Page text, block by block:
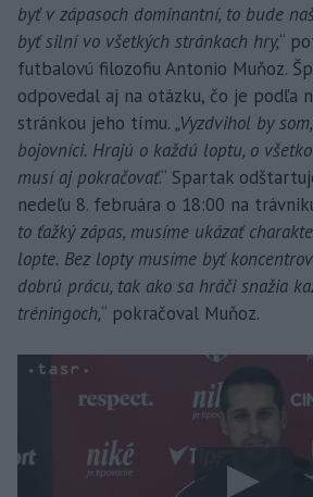
byť v zápasoch dominantní, to bude
byť silní vo všetkých stránkach hry,“
futbalovú filozofiu Antonio Muňoz.
odpovedal aj na otázku, čo je podľa
stránkou jeho tímu. „Vyzdvihol by
bojovníci. Hrajú o každú loptu, o
musí aj pokračovať.“ Spartak
nedeľu 8. februára o 18:00 na
to ťažký zápas, musíme ukázať
lopte. Bez lopty musíme byť
dobrú prácu, tak ako sa hráči snažia
tréningoch,“ pokračoval Muňoz.